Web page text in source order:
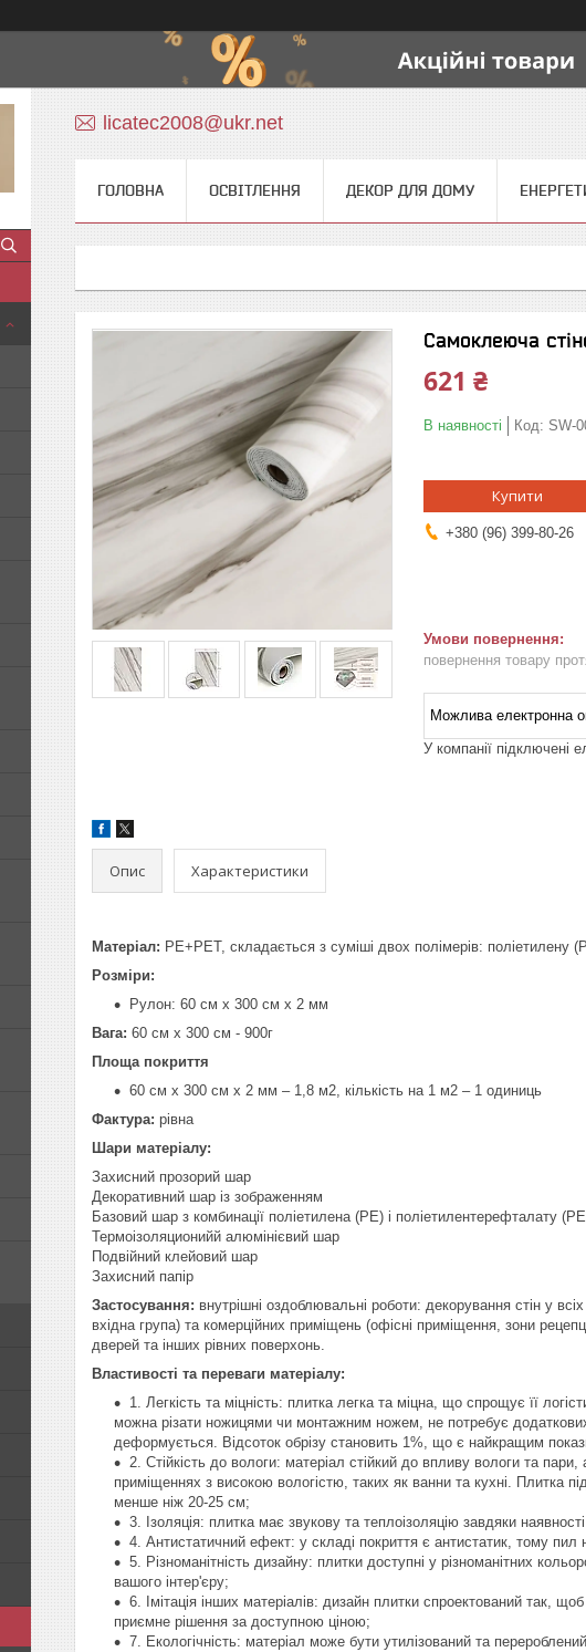
licatec2008@ukr.net
ГОЛОВНА ОСВІТЛЕННЯ ДЕКОР ДЛЯ ДОМУ
Самоклеюча
621 ₴
В наявності Код: SW-
Купити
+380 (96) 399-80-26
повернення товару
У компанії підключені
Опис Характеристики
Матеріал: PE+PET, складається з суміші двох полімерів: поліетилену
Розміри:
Рулон: 60 см х 300 см х 2 мм
Вага: 60 см х 300 см - 900г
Площа покриття
60 см х 300 см х 2 мм – 1,8 м2, кількість на 1 м2 – 1 одиниць
Фактура: рівна
Шари матеріалу:
Захисний прозорий шар
Декоративний шар із зображенням
Базовий шар з комбинації поліетилена (PE) і поліетилентерефталату
Термоізоляционийй алюмінієвий шар
Подвійний клейовий шар
Захисний папір
Застосування: внутрішні оздоблювальні роботи: декорування стін у
вхідна група) та комерційних приміщень (офісні приміщення, зони
дверей та інших рівних поверхонь.
Властивості та переваги матеріалу:
1. Легкість та міцність: плитка легка та міцна, що спрощує її
можна різати ножицями чи монтажним ножем, не потребує
деформується. Відсоток обрізу становить 1%, що є найкращим
2. Стійкість до вологи: матеріал стійкий до впливу вологи та
приміщеннях з високою вологістю, таких як ванни та кухні. Плитка
менше ніж 20-25 см;
3. Ізоляція: плитка має звукову та теплоізоляцію завдяки
4. Антистатичний ефект: у складі покриття є антистатик, тому пил
5. Різноманітність дизайну: плитки доступні у різноманітних
вашого інтер'єру;
6. Імітація інших матеріалів: дизайн плитки спроектований так,
приємне рішення за доступною ціною;
7. Екологічність: матеріал може бути утилізований та